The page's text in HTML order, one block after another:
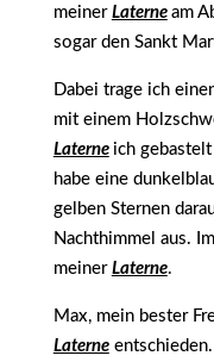
meiner Laterne am
sogar den Sankt
Dabei trage ich
mit einem
Laterne ich
habe eine
gelben Sternen
Nachthimmel aus.
meiner Laterne.
Max, mein bester
Laterne